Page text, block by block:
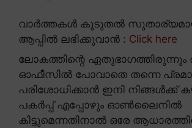
വാർത്തകൾ കൂടുതൽ
ആപ്പിൽ ലഭിക്കുവാൻ : Click here
ലോകത്തിന്റെ ഏതുഭാഗത്തിരുന്നും
ഓഫീസിൽ പോവാതെ തന്നെ
പരിശോധിക്കാൻ ഇനി നിങ്ങൾക്ക്
പകർപ്പ് എപ്പോഴും ഓൺലൈനിൽ
കിട്ടുമെന്നതിനാൽ ഒരേ